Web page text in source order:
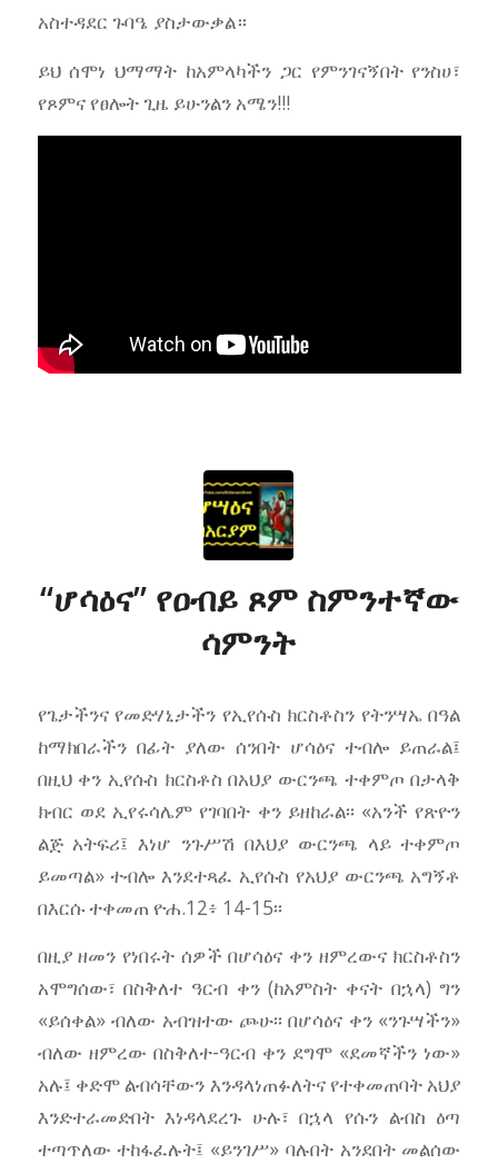
አስተዳደር ጉባዔ ያስታውቃል።
ይህ ሰሞነ ህማማት ከአምላካችን ጋር የምንገናኝበት የንስሀ፣
የጾምና የፀሎት ጊዜ ይሁንልን አሜን!!!
“ሆሳዕና” የዐብይ ጾም ስምንተኛው
ሳምንት
የጌታችንና የመድሃኒታችን የኢየሱስ ክርስቶስን የትንሣኤ በዓል
ከማክበራችን በፊት ያለው ሰንበት ሆሳዕና ተብሎ ይጠራል፤
በዚህ ቀን ኢየሱስ ክርስቶስ በአህያ ውርንጫ ተቀምጦ በታላቅ
ክብር ወደ ኢየሩሳሌም የገባበት ቀን ይዘከራል፡፡ «አንች የጽዮን
ልጅ አትፍሪ፤ እነሆ ንጉሥሽ በእህያ ውርንጫ ላይ ተቀምጦ
ይመጣል» ተብሎ እንደተጻፈ ኢየሱስ የአህያ ውርንጫ አግኝቶ
በእርሱ ተቀመጠ ዮሐ.12፥ 14-15፡፡
በዚያ ዘመን የነበሩት ሰዎች በሆሳዕና ቀን ዘምረውና ክርስቶስን
አሞግሰው፣ በስቅለተ ዓርብ ቀን (ከአምስት ቀናት በኋላ) ግን
«ይሰቀል» ብለው አብዝተው ጮሁ፡፡ በሆሳዕና ቀን «ንጉሣችን»
ብለው ዘምረው በስቅለተ-ዓርብ ቀን ደግሞ «ደመኛችን ነው»
አሉ፤ ቀድሞ ልብሳቸውን እንዳላነጠፉለትና የተቀመጠባት አህያ
እንድተራመድበት እነዳላደረጉ ሁሉ፣ በኋላ የሱን ልብስ ዕጣ
ተጣጥለው ተከፋፈሉት፤ «ይንገሥ» ባሉበት አንደበት መልሰው